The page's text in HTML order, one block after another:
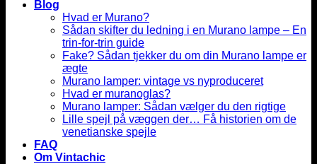
Blog
Hvad er Murano?
Sådan skifter du ledning i en Murano lampe – En
trin-for-trin guide
Fake? Sådan tjekker du om din Murano lampe er
ægte
Murano lamper: vintage vs nyproduceret
Hvad er muranoglas?
Murano lamper: Sådan vælger du den rigtige
Lille spejl på væggen der… Få historien om de
venetianske spejle
FAQ
Om Vintachic